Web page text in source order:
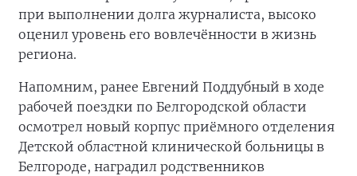
при выполнении долга журналиста, высоко
оценил уровень его вовлечённости в жизнь
региона.
Напомним, ранее Евгений Поддубный в ходе
рабочей поездки по Белгородской области
осмотрел новый корпус приёмного отделения
Детской областной клинической больницы в
Белгороде, наградил родственников